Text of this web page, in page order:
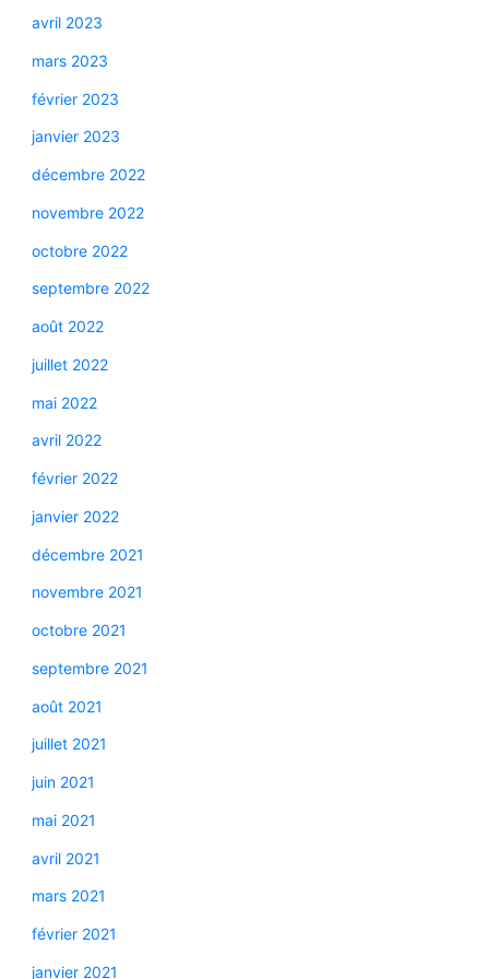
avril 2023
mars 2023
février 2023
janvier 2023
décembre 2022
novembre 2022
octobre 2022
septembre 2022
août 2022
juillet 2022
mai 2022
avril 2022
février 2022
janvier 2022
décembre 2021
novembre 2021
octobre 2021
septembre 2021
août 2021
juillet 2021
juin 2021
mai 2021
avril 2021
mars 2021
février 2021
janvier 2021